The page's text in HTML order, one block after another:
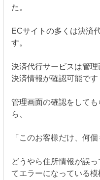
た。
ECサイトの多くは決済
す。
決済代行サービスは管
決済情報が確認可能です
管理画面の確認をして
ら、
「このお客様だけ、何
どうやら住所情報が誤
てエラーになっている模